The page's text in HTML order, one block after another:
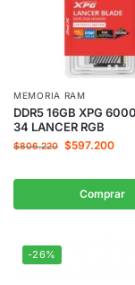
MEMORIA RAM
DDR5 16GB XPG
34 LANCER RGB
$806.220 $597.200
Comprar
-26%